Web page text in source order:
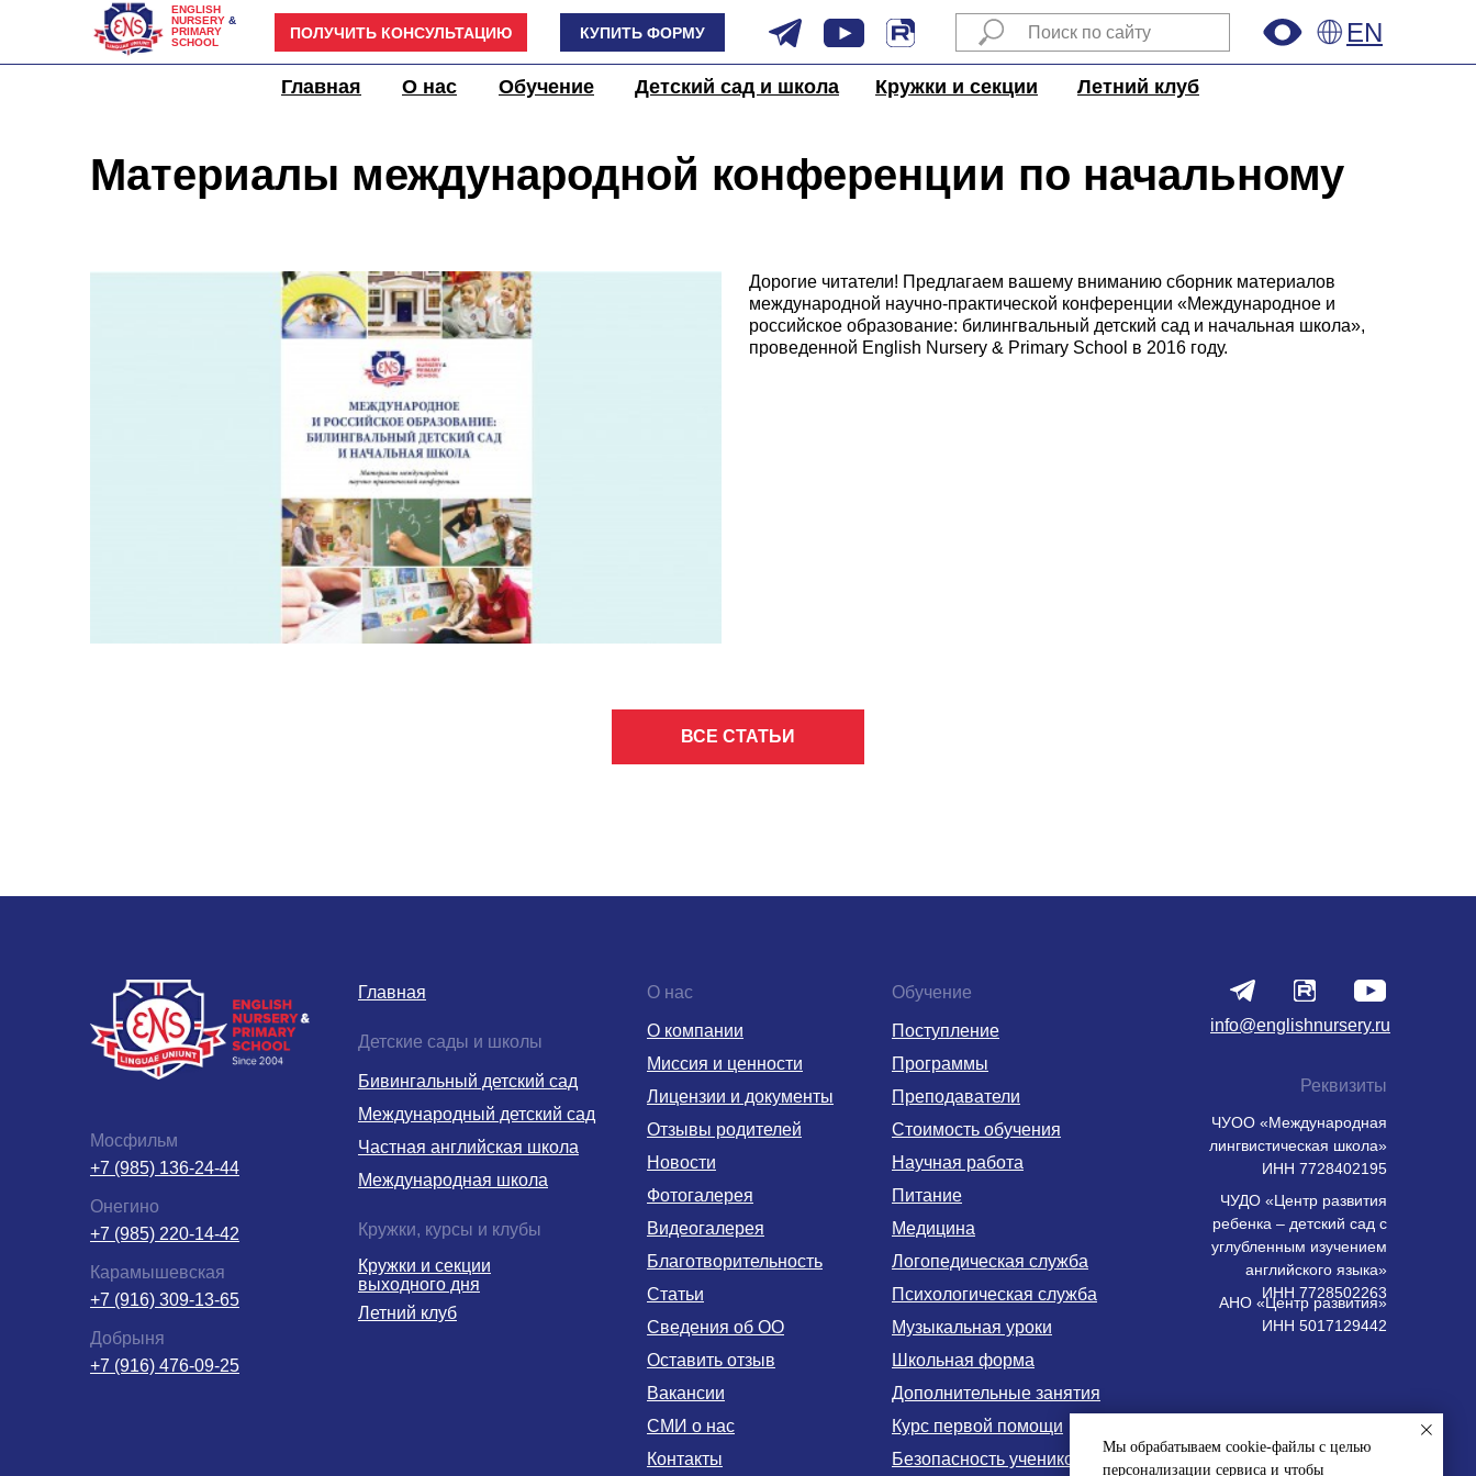
ПОЛУЧИТЬ КОНСУЛЬТАЦИЮ КУПИТЬ ФОРМУ EN
ENGLISH
NURSERY &
PRIMARY
SCHOOL
Главная О нас Обучение Детский сад и школа Кружки и секции Летний клуб
Материалы международной конференции по начальному
Дорогие читатели! Предлагаем вашему вниманию сборник материалов
международной научно-практической конференции «Международное и
российское образование: билингвальный детский сад и начальная школа»,
проведенной English Nursery & Primary School в 2016 году.
ВСЕ СТАТЬИ
Безопасность учеников
Курс первой помощи
Научная работа
Дополнительные занятия
Школьная форма
Музыкальная уроки
Психологическая служба
Логопедическая служба
Медицина
Питание
Поступление
Стоимость обучения
Преподаватели
Программы
Обучение
ЧУДО «Центр развития
ребенка – детский сад с
углубленным изучением
английского языка»
ИНН 7728502263
АНО «Центр развития»
ИНН 5017129442
ЧУОО «Международная
лингвистическая школа»
ИНН 7728402195
Реквизиты
info@englishnursery.ru
Сведения об ОО
Вакансии
Оставить отзыв
Новости
Благотворительность
Видеогалерея
Фотогалерея
О компании
Отзывы родителей
Миссия и ценности
Статьи
Лицензии и документы
СМИ о нас
Контакты
О нас
+7 (916) 476-09-25
Добрыня
+7 (916) 309-13-65
Карамышевская
+7 (985) 220-14-42
Онегино
+7 (985) 136-24-44
Мосфильм
Международная школа
Частная английская школа
Международный детский сад
Бивингальный детский сад
Детские сады и школы
Главная
Кружки и секции
выходного дня
Летний клуб
Кружки, курсы и клубы
Мы обрабатываем cookie-файлы с целью
персонализации сервиса и чтобы